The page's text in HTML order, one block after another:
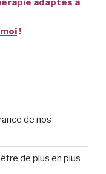
adaptés à
!
de nos
de plus en plus